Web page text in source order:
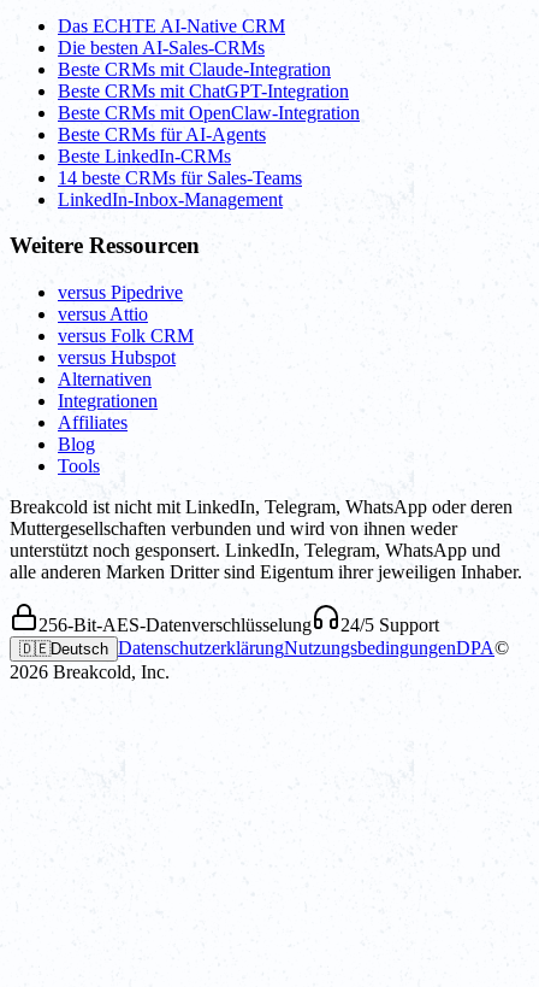
Das ECHTE AI-Native CRM
Die besten AI-Sales-CRMs
Beste CRMs mit Claude-Integration
Beste CRMs mit ChatGPT-Integration
Beste CRMs mit OpenClaw-Integration
Beste CRMs für AI-Agents
Beste LinkedIn-CRMs
14 beste CRMs für Sales-Teams
LinkedIn-Inbox-Management
Weitere Ressourcen
versus Pipedrive
versus Attio
versus Folk CRM
versus Hubspot
Alternativen
Integrationen
Affiliates
Blog
Tools
Breakcold ist nicht mit LinkedIn, Telegram, WhatsApp oder deren
Muttergesellschaften verbunden und wird von ihnen weder
unterstützt noch gesponsert. LinkedIn, Telegram, WhatsApp und
alle anderen Marken Dritter sind Eigentum ihrer jeweiligen Inhaber.
256-Bit-AES-Datenverschlüsselung 24/5 Support
🇩🇪Deutsch DatenschutzerklärungNutzungsbedingungenDPA©
2026 Breakcold, Inc.